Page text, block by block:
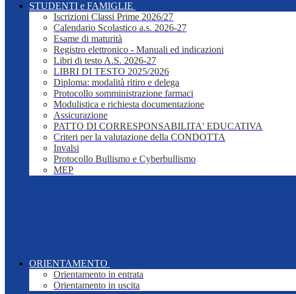
STUDENTI e FAMIGLIE
Iscrizioni Classi Prime 2026/27
Calendario Scolastico a.s. 2026-27
Esame di maturità
Registro elettronico - Manuali ed indicazioni
Libri di testo A.S. 2026-27
LIBRI DI TESTO 2025/2026
Diploma: modalità ritiro e delega
Protocollo somministrazione farmaci
Modulistica e richiesta documentazione
Assicurazione
PATTO DI CORRESPONSABILITA' EDUCATIVA
Criteri per la valutazione della CONDOTTA
Invalsi
Protocollo Bullismo e Cyberbullismo
MEP
ORIENTAMENTO
Orientamento in entrata
Orientamento in uscita